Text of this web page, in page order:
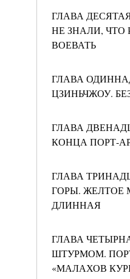
ГЛАВА
НЕ ЗНАЛИ, ЧТО
ВОЕВАТЬ
ГЛАВА
ЦЗИНЬЧЖОУ.
ГЛАВА
КОНЦА ПОРТ-
ГЛАВА
ГОРЫ. ЖЕЛТОЕ
ДЛИННАЯ
ГЛАВА
ШТУРМОМ.
«МАЛАХОВ